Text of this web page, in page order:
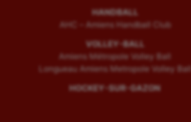
HANDBALL
AHC – Amiens Handball Club
VOLLEY-BALL
Amiens Métropole Volley Ball
Longueau Amiens Metropole Volley Ball
HOCKEY-SUR-GAZON